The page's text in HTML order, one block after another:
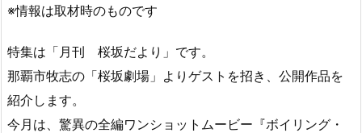
※情報は取材時のものです
特集は「月刊 桜坂だより」です。
那覇市牧志の「桜坂劇場」よりゲストを招き、公開作品を
紹介します。
今月は、驚異の全編ワンショットムービー『ボイリング・